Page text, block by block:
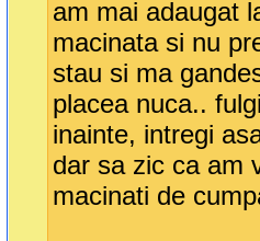
am mai adaugat
macinata si nu
stau si ma
placea nuca..
inainte, intregi
dar sa zic ca am
macinati de